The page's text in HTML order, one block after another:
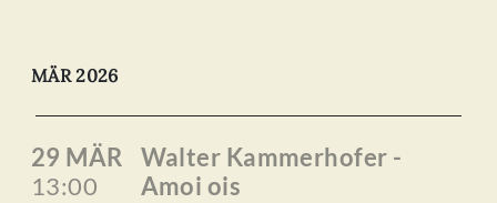
MÄR 2026
29 MÄR
13:00
Walter Kammerhofer -
Amoi ois